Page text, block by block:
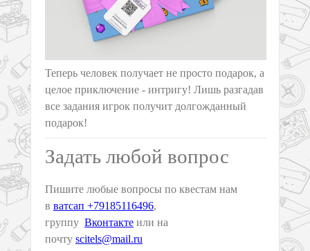
Теперь человек получает не просто подарок, а
целое приключение - интригу! Лишь разгадав
все задания игрок получит долгожданный
подарок!
Задать любой вопрос
Пишите любые вопросы по квестам нам
в ватсап +79185116496
группу Вконтакте или на
почту scitels@mail.ru